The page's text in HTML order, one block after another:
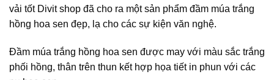
vải tốt Divit shop đã cho ra một sản phẩm đầm múa trắng
hồng hoa sen đẹp, lạ cho các sự kiện văn nghệ.
Đầm múa trắng hồng hoa sen được may với màu sắc trắng
phối hồng, thân trên thun kết hợp họa tiết in phun với các